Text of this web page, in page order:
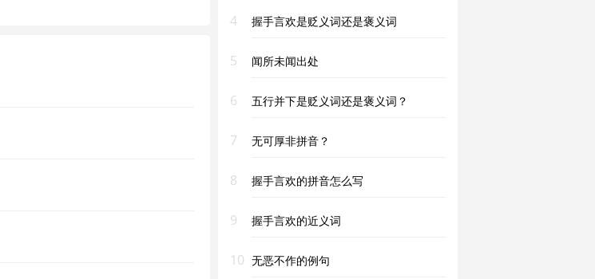
4 握手言欢是贬义词还是褒义词
5 闻所未闻出处
6 五行并下是贬义词还是褒义词？
7 无可厚非拼音？
8 握手言欢的拼音怎么写
9 握手言欢的近义词
10 无恶不作的例句